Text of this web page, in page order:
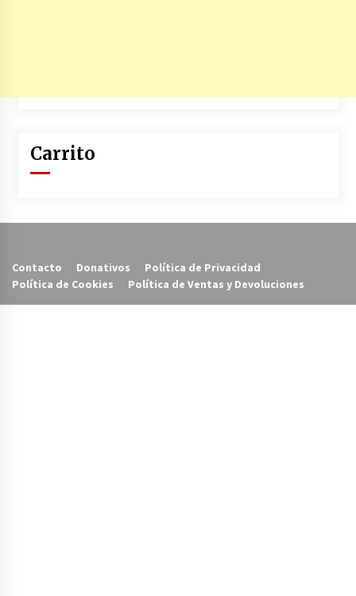
Carrito
Contacto Donativos
Política de Privacidad
Política de Cookies
Política de Ventas y Devoluciones